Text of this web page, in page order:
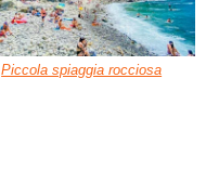
Piccola spiaggia rocciosa